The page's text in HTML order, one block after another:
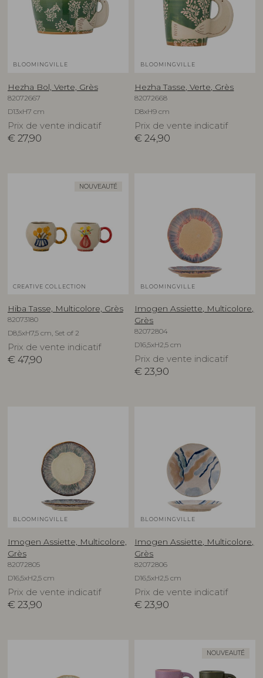
BLOOMINGVILLE
Hezha Bol, Verte, Grès
82072667
D13xH7 cm
Prix de vente indicatif
€ 27,90
BLOOMINGVILLE
Hezha Tasse, Verte, Grès
82072668
D8xH9 cm
Prix de vente indicatif
€ 24,90
NOUVEAUTÉ
CREATIVE COLLECTION
Hiba Tasse, Multicolore, Grès
82073180
D8,5xH7,5 cm, Set of 2
Prix de vente indicatif
€ 47,90
BLOOMINGVILLE
Imogen Assiette, Multicolore,
Grès
82072804
D16,5xH2,5 cm
Prix de vente indicatif
€ 23,90
BLOOMINGVILLE
Imogen Assiette, Multicolore,
Grès
82072805
D16,5xH2,5 cm
Prix de vente indicatif
€ 23,90
BLOOMINGVILLE
Imogen Assiette, Multicolore,
Grès
82072806
D16,5xH2,5 cm
Prix de vente indicatif
€ 23,90
NOUVEAUTÉ